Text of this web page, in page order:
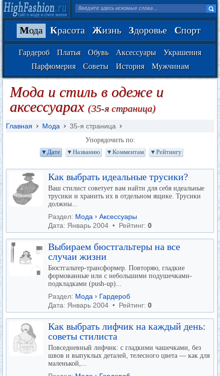
Мода Красота Жизнь Здоровье Спорт
Гардероб Платья Обувь Аксессуары
Украшения
Парфюмерия
Советы История Мужчинам
Мода и стиль в одеже и
аксессуарах (35-я страница)
Главная Мода 35-я страница
Упорядочить по:
▼Дате
▼Названию ▼Комментам ▼Рейтингу
Как выбрать идеальные трусики?
Ваш стилист советует вам найти для себя идеальные
трусики и хранить их в отдельном ящике. Трусики
должны...
Раздел: Мода › Аксессуары
Дата: Январь 2004 • Рейтинг: 0
Выбираем бюстгальтеры на все
случаи жизни
Бюстгальтер-трансформер. Повторяю, гладкие
формованные или с небольшими подушечками-
подкладками (push-up)...
Раздел: Мода › Гардероб
Дата: Январь 2004 • Рейтинг: 0
Как выбрать лифчик на каждый день:
советы стилиста
Повседневный лифчик: с гладкими чашечками, без
швов и выпуклых деталей, телесного цвета — как для
маленькой,...